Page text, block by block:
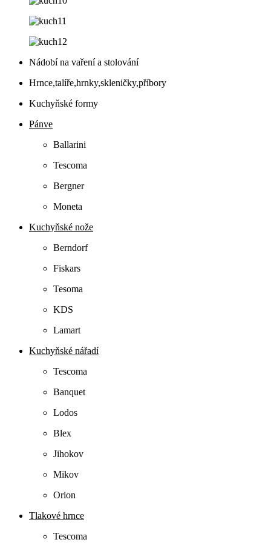
Nádobí na vaření a stolování
Hrnce,talíře,hrnky,skleničky,příbory
Kuchyňské formy
Pánve
Ballarini
Tescoma
Bergner
Moneta
Kuchyňské nože
Berndorf
Fiskars
Tesoma
KDS
Lamart
Kuchyňské nářadí
Tescoma
Banquet
Lodos
Blex
Jihokov
Mikov
Orion
Tlakové hrnce
Tescoma